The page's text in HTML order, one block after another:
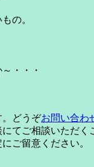
の。
・・・
。どうぞお問い合わ
ご相談いただく
ご留意ください。